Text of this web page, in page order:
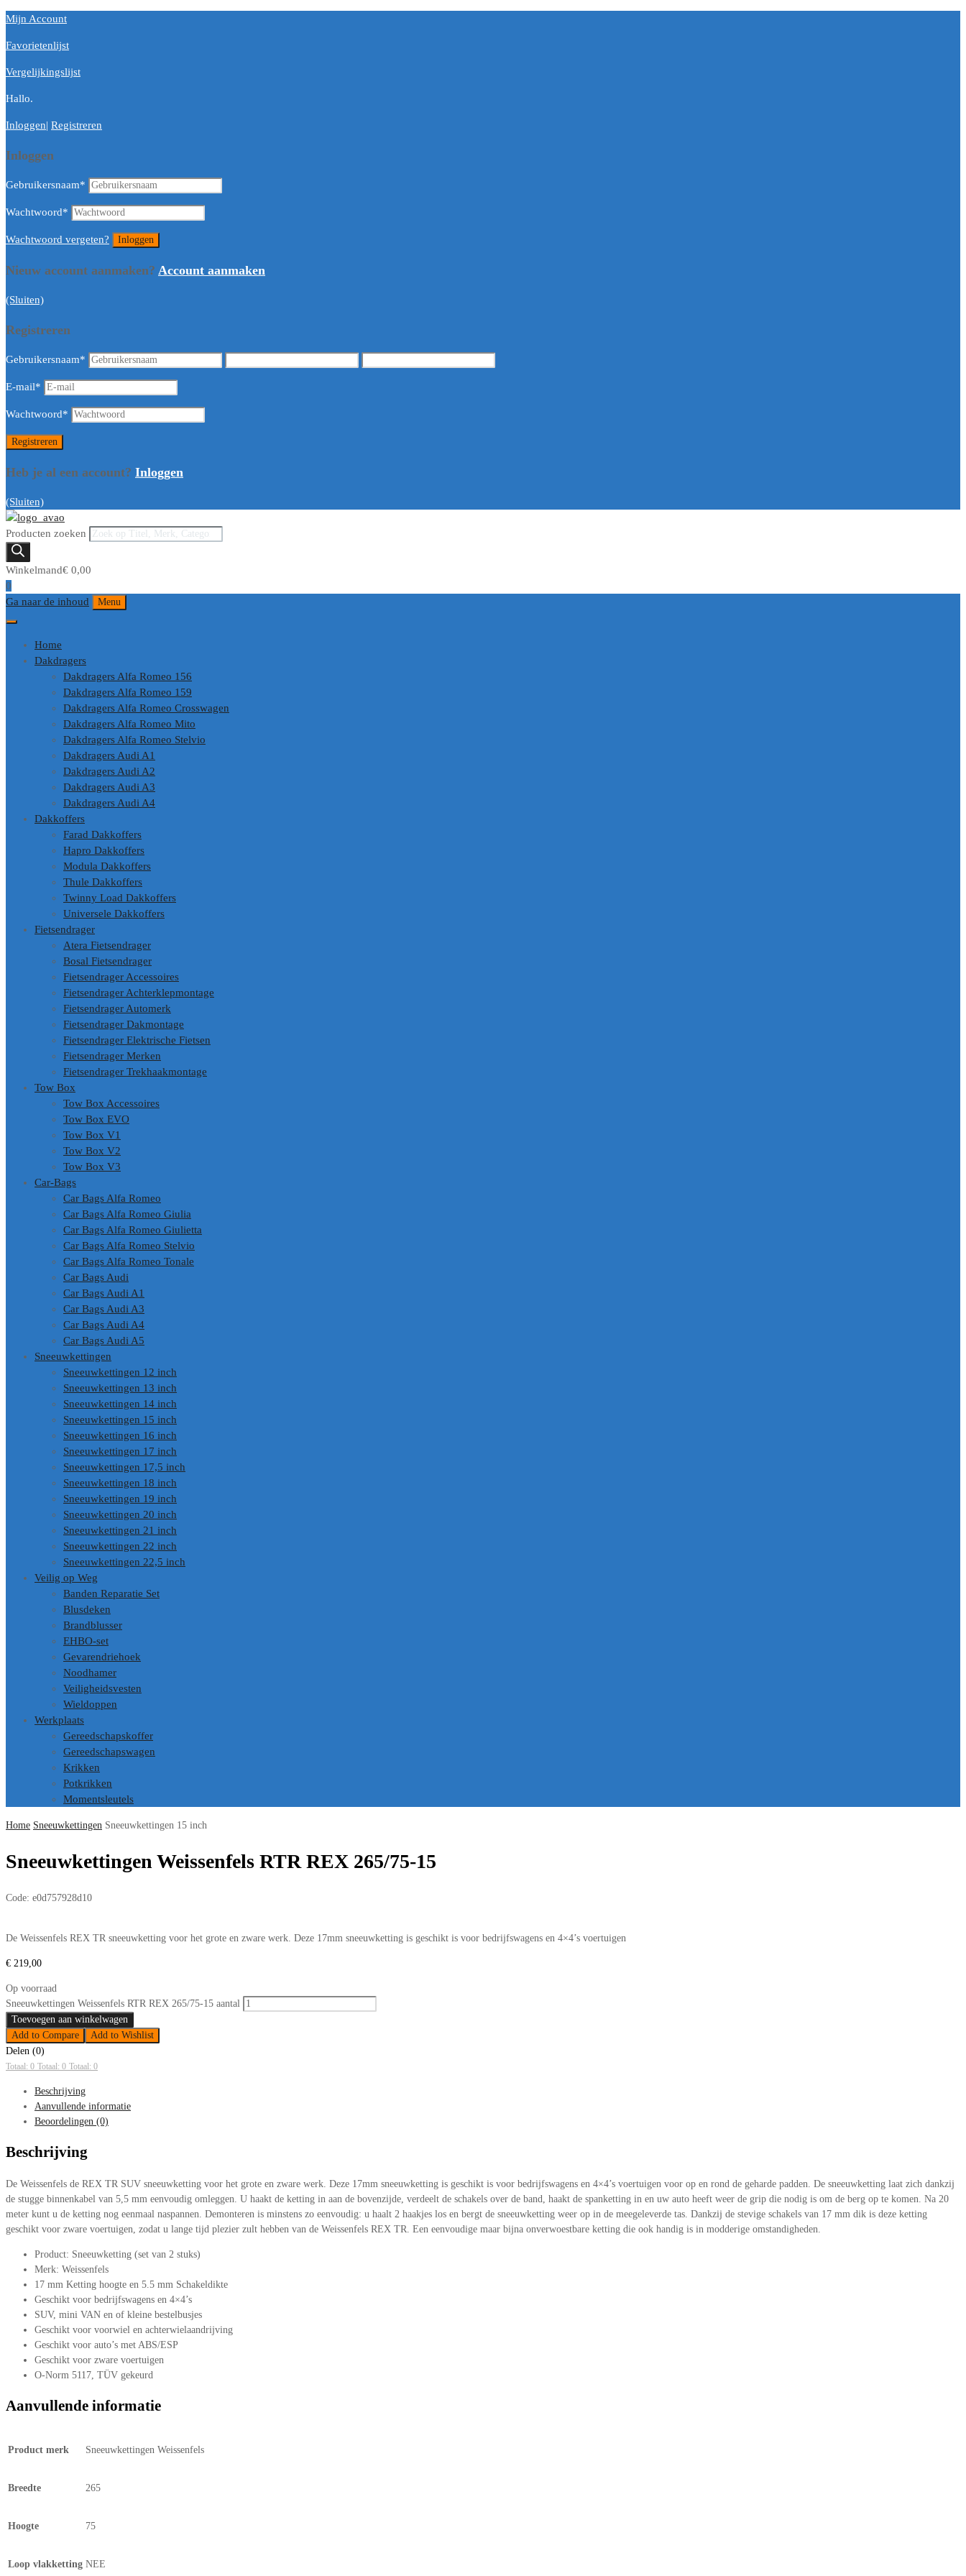
Mijn Account
Favorietenlijst
Vergelijkingslijst
Hallo.
Inloggen| Registreren
Inloggen
Gebruikersnaam*
Wachtwoord*
Wachtwoord vergeten?
Nieuw account aanmaken? Account aanmaken
(Sluiten)
Registreren
Gebruikersnaam*
E-mail*
Wachtwoord*
Heb je al een account? Inloggen
(Sluiten)
Producten zoeken
Winkelmand€ 0,00
0
Ga naar de inhoud
Menu
Home
Dakdragers
Dakdragers Alfa Romeo 156
Dakdragers Alfa Romeo 159
Dakdragers Alfa Romeo Crosswagen
Dakdragers Alfa Romeo Mito
Dakdragers Alfa Romeo Stelvio
Dakdragers Audi A1
Dakdragers Audi A2
Dakdragers Audi A3
Dakdragers Audi A4
Dakkoffers
Farad Dakkoffers
Hapro Dakkoffers
Modula Dakkoffers
Thule Dakkoffers
Twinny Load Dakkoffers
Universele Dakkoffers
Fietsendrager
Atera Fietsendrager
Bosal Fietsendrager
Fietsendrager Accessoires
Fietsendrager Achterklepmontage
Fietsendrager Automerk
Fietsendrager Dakmontage
Fietsendrager Elektrische Fietsen
Fietsendrager Merken
Fietsendrager Trekhaakmontage
Tow Box
Tow Box Accessoires
Tow Box EVO
Tow Box V1
Tow Box V2
Tow Box V3
Car-Bags
Car Bags Alfa Romeo
Car Bags Alfa Romeo Giulia
Car Bags Alfa Romeo Giulietta
Car Bags Alfa Romeo Stelvio
Car Bags Alfa Romeo Tonale
Car Bags Audi
Car Bags Audi A1
Car Bags Audi A3
Car Bags Audi A4
Car Bags Audi A5
Sneeuwkettingen
Sneeuwkettingen 12 inch
Sneeuwkettingen 13 inch
Sneeuwkettingen 14 inch
Sneeuwkettingen 15 inch
Sneeuwkettingen 16 inch
Sneeuwkettingen 17 inch
Sneeuwkettingen 17,5 inch
Sneeuwkettingen 18 inch
Sneeuwkettingen 19 inch
Sneeuwkettingen 20 inch
Sneeuwkettingen 21 inch
Sneeuwkettingen 22 inch
Sneeuwkettingen 22,5 inch
Veilig op Weg
Banden Reparatie Set
Blusdeken
Brandblusser
EHBO-set
Gevarendriehoek
Noodhamer
Veiligheidsvesten
Wieldoppen
Werkplaats
Gereedschapskoffer
Gereedschapswagen
Krikken
Potkrikken
Momentsleutels
Home Sneeuwkettingen Sneeuwkettingen 15 inch
Sneeuwkettingen Weissenfels RTR REX 265/75-15
Code: e0d757928d10
De Weissenfels REX TR sneeuwketting voor het grote en zware werk. Deze 17mm sneeuwketting is geschikt is voor bedrijfswagens en 4×4’s voertuigen
€ 219,00
Op voorraad
Sneeuwkettingen Weissenfels RTR REX 265/75-15 aantal
Toevoegen aan winkelwagen
Add to Compare
Add to Wishlist
Delen (0)
Totaal: 0 Totaal: 0 Totaal: 0
Beschrijving
Aanvullende informatie
Beoordelingen (0)
Beschrijving
De Weissenfels de REX TR SUV sneeuwketting voor het grote en zware werk. Deze 17mm sneeuwketting is geschikt is voor bedrijfswagens en 4×4’s voertuigen voor op en rond de geharde padden. De sneeuwketting laat zich dankzij
de stugge binnenkabel van 5,5 mm eenvoudig omleggen. U haakt de ketting in aan de bovenzijde, verdeelt de schakels over de band, haakt de spanketting in en uw auto heeft weer de grip die nodig is om de berg op te komen. Na 20
meter kunt u de ketting nog eenmaal naspannen. Demonteren is minstens zo eenvoudig: u haalt 2 haakjes los en bergt de sneeuwketting weer op in de meegeleverde tas. Dankzij de stevige schakels van 17 mm dik is deze ketting
geschikt voor zware voertuigen, zodat u lange tijd plezier zult hebben van de Weissenfels REX TR. Een eenvoudige maar bijna onverwoestbare ketting die ook handig is in modderige omstandigheden.
Product: Sneeuwketting (set van 2 stuks)
Merk: Weissenfels
17 mm Ketting hoogte en 5.5 mm Schakeldikte
Geschikt voor bedrijfswagens en 4×4’s
SUV, mini VAN en of kleine bestelbusjes
Geschikt voor voorwiel en achterwielaandrijving
Geschikt voor auto’s met ABS/ESP
Geschikt voor zware voertuigen
O-Norm 5117, TÜV gekeurd
Aanvullende informatie
Product merk Sneeuwkettingen Weissenfels
Breedte 265
Hoogte 75
Loop vlakketting NEE